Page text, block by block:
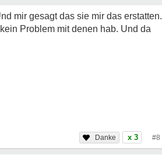
mir gesagt das sie mir das erstatten.
Problem mit denen hab. Und da
x 3 #8